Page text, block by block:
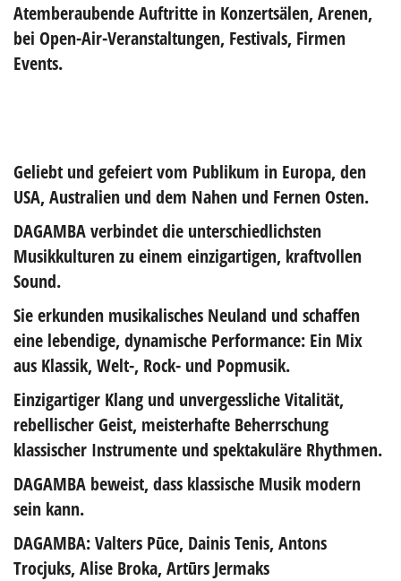
Atemberaubende Auftritte in Konzertsälen, Arenen,
bei Open-Air-Veranstaltungen, Festivals, Firmen
Events.
Geliebt und gefeiert vom Publikum in Europa, den
USA, Australien und dem Nahen und Fernen Osten.
DAGAMBAverbindet die unterschiedlichsten
Musikkulturen zu einem einzigartigen, kraftvollen
Sound.
Sie erkunden musikalisches Neuland und schaffen
eine lebendige, dynamische Performance: Ein Mix
aus Klassik, Welt-, Rock- und Popmusik.
Einzigartiger Klang und unvergessliche Vitalität,
rebellischer Geist, meisterhafte Beherrschung
klassischer Instrumente und spektakuläre Rhythmen.
DAGAMBA beweist, dass klassische Musik modern
sein kann.
DAGAMBA: Valters Pūce, Dainis Tenis, Antons
Trocjuks, Alise Broka, Artūrs Jermaks